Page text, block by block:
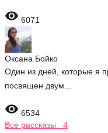
 6071
Оксана Бойко
Один из дней, которые я
посвящен двум...
 6534
Все рассказы 4